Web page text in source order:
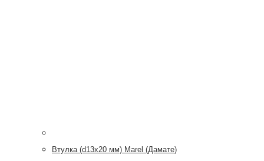
Втулка (d13x20 мм) Marel (Дамате)